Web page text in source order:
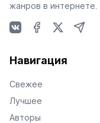
жанров в интернете.
Навигация
Свежее
Лучшее
Авторы